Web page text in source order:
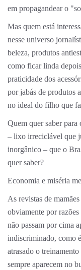
em propagandear o
Mas quem está
nesse universo
beleza, produtos
como ficar linda
praticidade dos
por jabás de produtos
no ideal do filho que
Quem quer saber para
– lixo irreciclável que
inorgânico – que o
quer saber?
Economia e miséria
As revistas de
obviamente por
não passam por cima
indiscriminado, como
atrasado o
sempre aparecem no